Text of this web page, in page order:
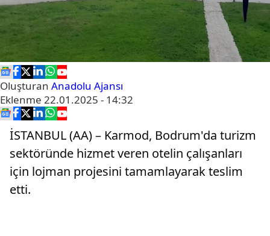
Oluşturan Anadolu Ajansı
Eklenme 22.01.2025 - 14:32
İSTANBUL (AA) – Karmod, Bodrum'da turizm
sektöründe hizmet veren otelin çalışanları
için lojman projesini tamamlayarak teslim
etti.